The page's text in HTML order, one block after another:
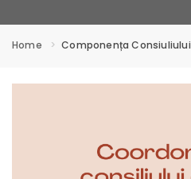
Home Componența Consiuliului